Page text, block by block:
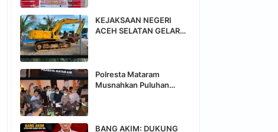
KEJAKSAAN NEGERI
ACEH SELATAN GELAR
BERKEKUATAN HUKUM
TETAP
Polresta Mataram
Musnahkan Puluhan
Penjara
BANG AKIM: DUKUNG